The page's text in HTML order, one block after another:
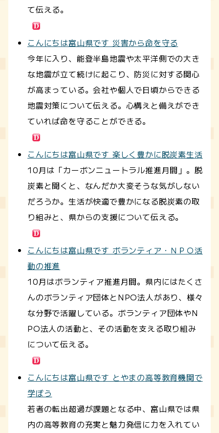
て伝える。
こんにちは富山県です 災害から命を守る
今年に入り、能登半島地震や太平洋側での大き
な地震が立て続けに起こり、防災に対する関心
が高まっている。会社や個人で日頃からできる
地震対策について伝える。心構えと備えができ
ていれば命を守ることができる。
こんにちは富山県です 楽しく豊かに脱炭素生活
10月は「カーボンニュートラル推進月間」。脱
炭素と聞くと、なんだか大変そうな気がしない
だろうか。生活が快適で豊かになる脱炭素の取
り組みと、県からの支援について伝える。
こんにちは富山県です ボランティア・ＮＰＯ活
動の推進
10月はボランティア推進月間。県内にはたくさ
んのボランティア団体とNPO法人があり、様々
な分野で活躍している。ボランティア団体やN
PO法人の活動と、その活動を支える取り組み
について伝える。
こんにちは富山県です とやまの高等教育機関で
学ぼう
若者の転出超過が課題となる中、富山県では県
内の高等教育の充実と魅力発信に力を入れてい